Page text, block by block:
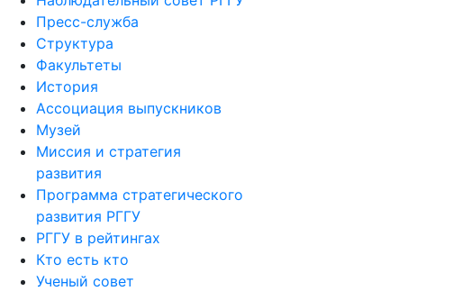
Пресс-служба
Структура
Факультеты
История
Ассоциация выпускников
Музей
Миссия и стратегия
развития
Программа стратегического
развития РГГУ
РГГУ в рейтингах
Кто есть кто
Ученый совет